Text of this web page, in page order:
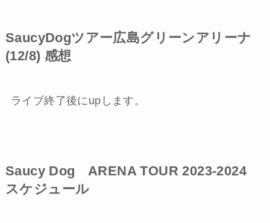
SaucyDogツアー広島グリーンアリーナ
(12/8) 感想
ライブ終了後にupします。
Saucy Dog ARENA TOUR 2023-2024
スケジュール